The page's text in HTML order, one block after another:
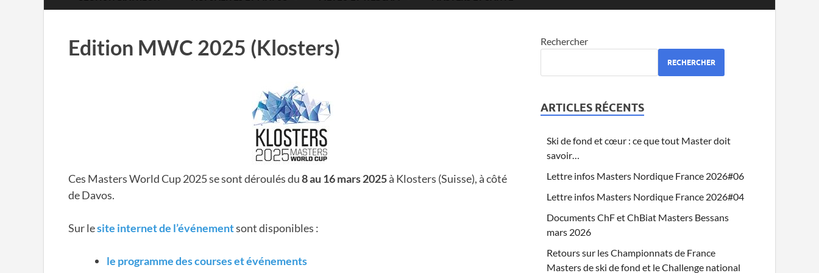
Edition MWC 2025 (Klosters)
Ces Masters World Cup 2025 se sont déroulés du8 au 16 mars 2025à Klosters (Suisse), à côté
de Davos.
Sur lesite internet de l’événementsont disponibles :
le programme des courses et événements
Rechercher
RECHERCHER
ARTICLES RÉCENTS
Ski de fond et cœur : ce que tout Master doit
savoir…
Lettre infos Masters Nordique France 2026#06
Lettre infos Masters Nordique France 2026#04
Documents ChF et ChBiat Masters Bessans
mars 2026
Retours sur les Championnats de France
Masters de ski de fond et le Challenge national